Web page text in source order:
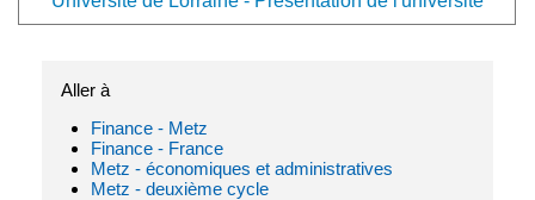
Aller à
Finance - Metz
Finance - France
Metz - économiques et administratives
Metz - deuxième cycle